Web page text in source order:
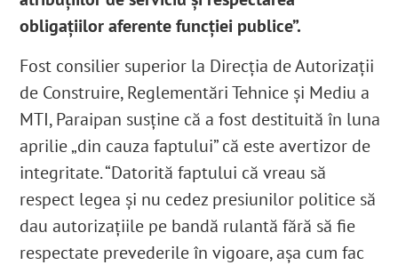
obligațiilor aferente funcției publice”.
Fost consilier superior la Direcția de Autorizații
de Construire, Reglementări Tehnice și Mediu a
MTI, Paraipan susține că a fost destituită în luna
aprilie „din cauza faptului” că este avertizor de
integritate. “Datorită faptului că vreau să
respect legea și nu cedez presiunilor politice să
dau autorizațiile pe bandă rulantă fără să fie
respectate prevederile în vigoare, așa cum fac